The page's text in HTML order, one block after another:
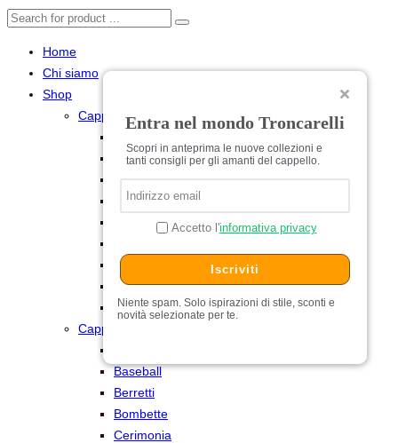
Entra nel mondo Troncarelli
Scopri in anteprima le nuove collezioni e
tanti consigli per gli amanti del cappello.
Accetto l'informativa privacy
Iscriviti
Niente spam. Solo ispirazioni di stile, sconti e
novità selezionate per te.
Home
Chi siamo
Shop
Cappelli per Lei
Cerimonia
Cilindri e Tube
Cloche
Pelliccia
Turbanti
Universitari
Cappelli per Lui
Baseball
Berretti
Bombette
Cerimonia